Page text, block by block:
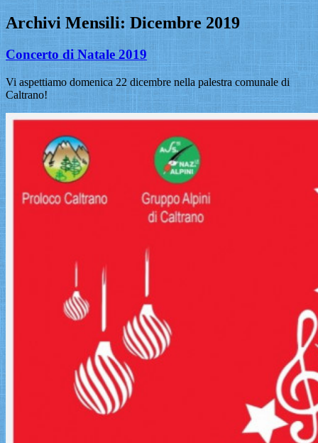
Archivi Mensili: Dicembre 2019
Concerto di Natale 2019
Vi aspettiamo domenica 22 dicembre nella palestra comunale di
Caltrano!